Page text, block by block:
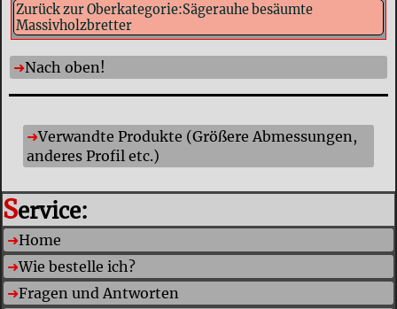
Zurück zur Oberkategorie:Sägerauhe besäumte
Massivholzbretter
Nach oben!
Verwandte Produkte (Größere Abmessungen,
anderes Profil etc.)
Service:
Home
Wie bestelle ich?
Fragen und Antworten